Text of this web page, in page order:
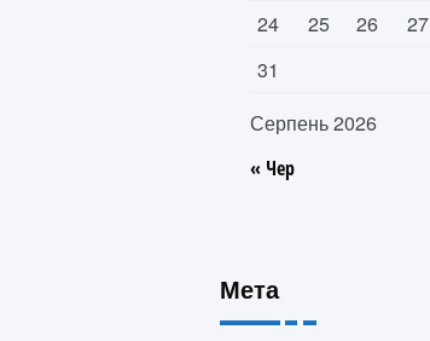
Серпень 2026
24
25 26 27
31
« Чер
Мета